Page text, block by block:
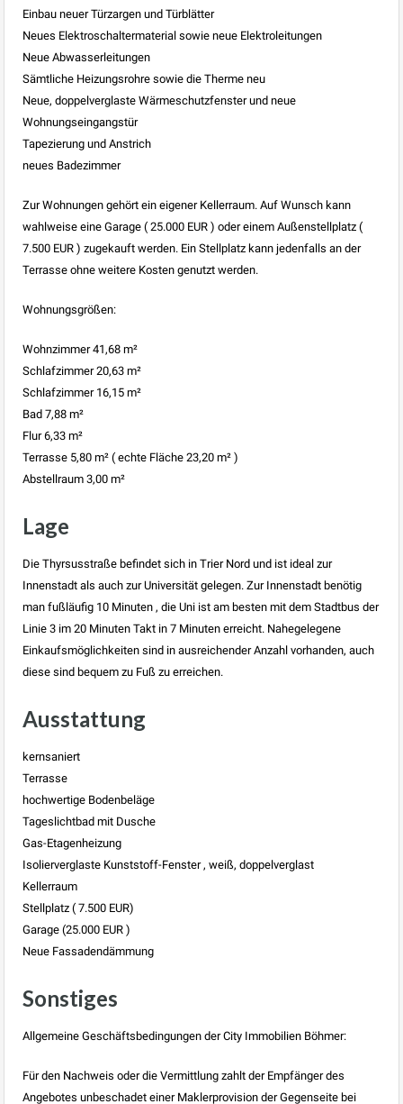
Einbau neuer Türzargen und Türblätter
Neues Elektroschaltermaterial sowie neue Elektroleitungen
Neue Abwasserleitungen
Sämtliche Heizungsrohre sowie die Therme neu
Neue, doppelverglaste Wärmeschutzfenster und neue
Wohnungseingangstür
Tapezierung und Anstrich
neues Badezimmer
Zur Wohnungen gehört ein eigener Kellerraum. Auf Wunsch kann
wahlweise eine Garage ( 25.000 EUR ) oder einem Außenstellplatz (
7.500 EUR ) zugekauft werden. Ein Stellplatz kann jedenfalls an der
Terrasse ohne weitere Kosten genutzt werden.
Wohnungsgrößen:
Wohnzimmer 41,68 m²
Schlafzimmer 20,63 m²
Schlafzimmer 16,15 m²
Bad 7,88 m²
Flur 6,33 m²
Terrasse 5,80 m² ( echte Fläche 23,20 m² )
Abstellraum 3,00 m²
Lage
Die Thyrsusstraße befindet sich in Trier Nord und ist ideal zur
Innenstadt als auch zur Universität gelegen. Zur Innenstadt benötig
man fußläufig 10 Minuten , die Uni ist am besten mit dem Stadtbus der
Linie 3 im 20 Minuten Takt in 7 Minuten erreicht. Nahegelegene
Einkaufsmöglichkeiten sind in ausreichender Anzahl vorhanden, auch
diese sind bequem zu Fuß zu erreichen.
Ausstattung
kernsaniert
Terrasse
hochwertige Bodenbeläge
Tageslichtbad mit Dusche
Gas-Etagenheizung
Isolierverglaste Kunststoff-Fenster , weiß, doppelverglast
Kellerraum
Stellplatz ( 7.500 EUR)
Garage (25.000 EUR )
Neue Fassadendämmung
Sonstiges
Allgemeine Geschäftsbedingungen der City Immobilien Böhmer:
Für den Nachweis oder die Vermittlung zahlt der Empfänger des
Angebotes unbeschadet einer Maklerprovision der Gegenseite bei